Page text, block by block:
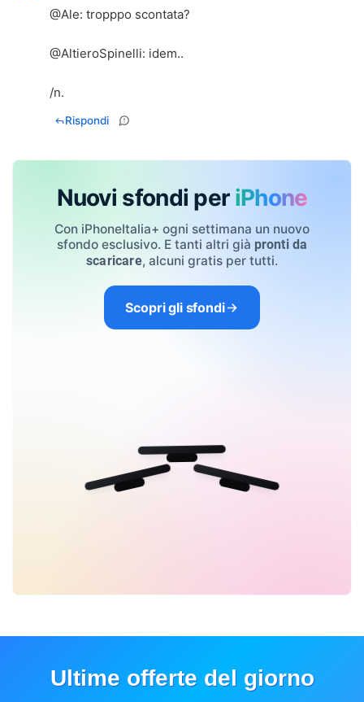
@Ale: tropppo scontata?
@AltieroSpinelli: idem..
/n.
Rispondi
Nuovi sfondi per iPhone
Con iPhoneItalia+ ogni settimana un nuovo
sfondo esclusivo. E tanti altri già pronti da
scaricare, alcuni gratis per tutti.
Scopri gli sfondi
Ultime offerte del giorno